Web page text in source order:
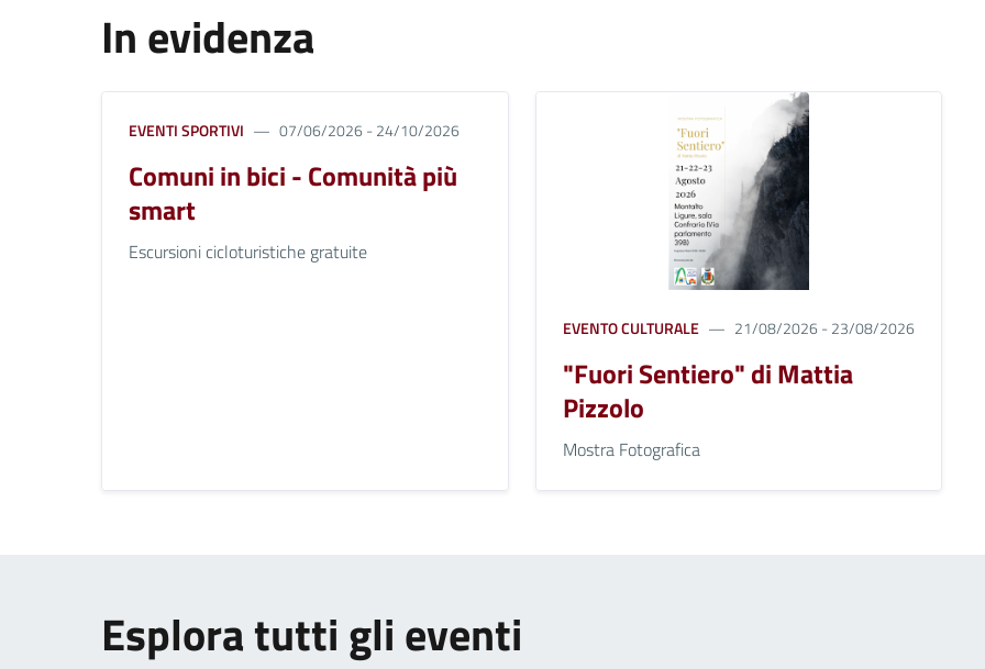
In evidenza
EVENTI SPORTIVI 07/06/2026 - 24/10/2026
Comuni in bici - Comunità più
smart
Escursioni cicloturistiche gratuite
EVENTO CULTURALE 21/08/2026 - 23/08/2026
"Fuori Sentiero" di Mattia
Pizzolo
Mostra Fotografica
Esplora tutti gli eventi